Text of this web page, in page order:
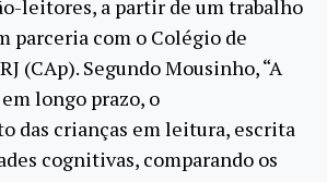
leitores, a partir de um trabalho
parceria com o Colégio de
(CAp). Segundo Mousinho, “A
longo prazo, o
das crianças em leitura, escrita
cognitivas, comparando os